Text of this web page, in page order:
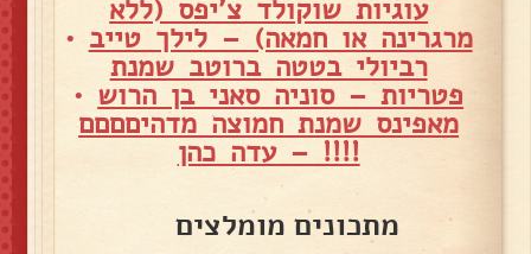
עוגיות שוקולד צ'יפס (ללא
מרגרינה או חמאה) – לילך טייב •
רביולי בטטה ברוטב שמנת
פטריות – סוניה סאני בן הרוש •
מאפינס שמנת חמוצה מדהיםםםם
!!!! – עדה כהן
מתכונים מומלצים